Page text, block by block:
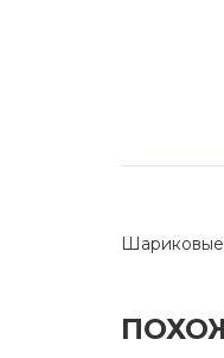
Шариковые